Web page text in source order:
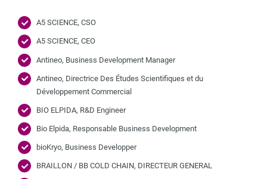
A5 SCIENCE, CSO
A5 SCIENCE, CEO
Antineo, Business Development Manager
Antineo, Directrice Des Études Scientifiques et du
Développement Commercial
BIO ELPIDA, R&D Engineer
Bio Elpida, Responsable Business Development
bioKryo, Business Developper
BRAILLON / BB COLD CHAIN, DIRECTEUR GENERAL